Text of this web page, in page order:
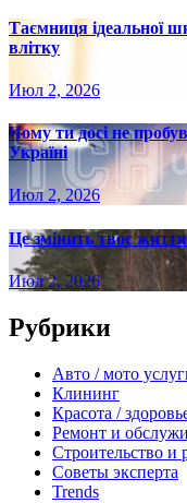
Таємниця ідеальної
влітку
Июл 2, 2026
Чому ти досі не
Україні
Июл 2, 2026
Це змінить твоє
Июл 2, 2026
Рубрики
Авто / мото
Клининг
Красота /
Ремонт и
Строительство и
Советы эксперта
Trends